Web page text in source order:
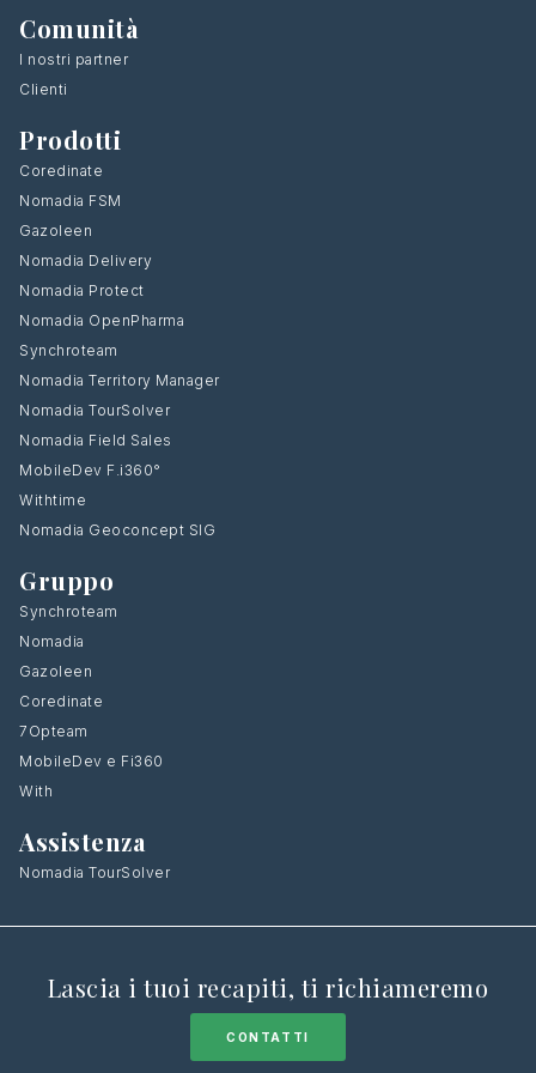
Comunità
I nostri partner
Clienti
Prodotti
Coredinate
Nomadia FSM
Gazoleen
Nomadia Delivery
Nomadia Protect
Nomadia OpenPharma
Synchroteam
Nomadia Territory Manager
Nomadia TourSolver
Nomadia Field Sales
MobileDev F.i360°
Withtime
Nomadia Geoconcept SIG
Gruppo
Synchroteam
Nomadia
Gazoleen
Coredinate
7Opteam
MobileDev e Fi360
With
Assistenza
Nomadia TourSolver
Lascia i tuoi recapiti, ti richiameremo
CONTATTI